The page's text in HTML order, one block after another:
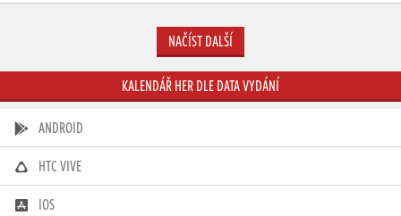
NAČÍST DALŠÍ
KALENDÁŘ HER DLE DATA VYDÁNÍ
ANDROID
HTC VIVE
IOS